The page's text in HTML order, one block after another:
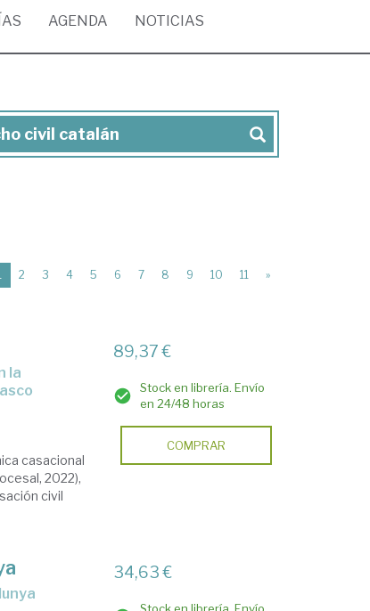
AGENDA NOTICIAS
civil catalán
(current)
2 3 4 5 6 7 8 9 10 11 »
casacional
2022),
civil
89,37 €
Stock en librería. Envío
en 24/48 horas
COMPRAR
34,63 €